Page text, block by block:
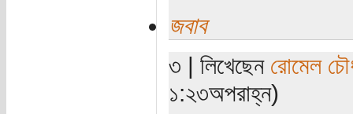
জবাব
৩ | লিখেছেন রোমেল
১:২৩অপরাহ্ন)